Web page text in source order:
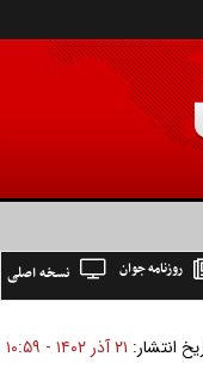
داوودنژاد: رضا کودک درون فعالی
نسخه اصلی روزنامه جوان
انتشار: ۲۱ آذر ۱۴۰۲ - ۱۰:۵۹